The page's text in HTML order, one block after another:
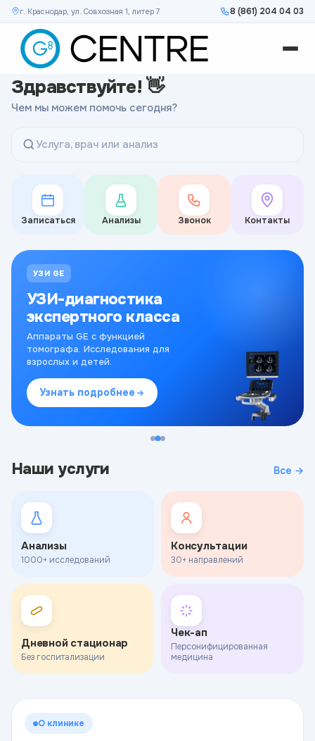
г. Краснодар, ул. Совхозная 1, литер 7 8 (861) 204 04 03
Здравствуйте! 👋
Чем мы можем помочь сегодня?
Услуга, врач или анализ
Записаться Анализы Звонок Контакты
УЗИ GE
УЗИ-диагностика
экспертного класса
Аппараты GE с функцией
томографа. Исследования для
взрослых и детей.
Узнать подробнее
Наши услуги Все →
Анализы
1000+ исследований
Консультации
30+ направлений
Дневной стационар
Без госпитализации
Чек-ап
Персонифицированная
медицина
О клинике